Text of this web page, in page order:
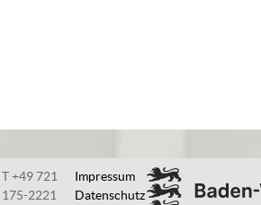
T +49 721
175-2221
Impressum
Datenschutz